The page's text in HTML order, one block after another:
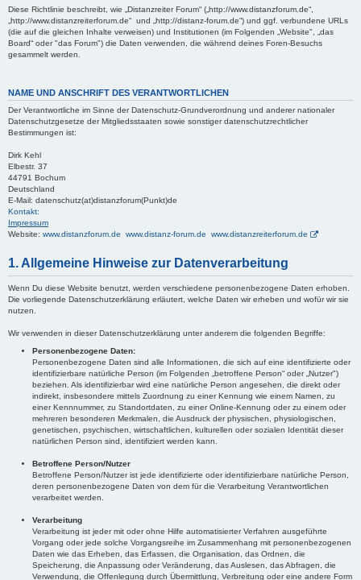
Diese Richtlinie beschreibt, wie „Distanzreiter Forum“ („http://www.distanzforum.de“,
„http://www.distanzreiterforum.de“ und „http://distanz-forum.de“) und ggf. verbundene URLs
(die auf die gleichen Inhalte verweisen) und Institutionen (im Folgenden „Website", „das
Board“ oder "das Forum") die Daten verwenden, die während deines Foren-Besuchs
gesammelt werden.
NAME UND ANSCHRIFT DES VERANTWORTLICHEN
Der Verantwortliche im Sinne der Datenschutz-Grundverordnung und anderer nationaler
Datenschutzgesetze der Mitgliedsstaaten sowie sonstiger datenschutzrechtlicher
Bestimmungen ist:
Dirk Kehl
Elbestr. 37
44791 Bochum
Deutschland
E-Mail: datenschutz(at)distanzforum(Punkt)de
Kontakt:
Impressum
Website: www.distanzforum.de www.distanz-forum.de www.distanzreiterforum.de
1. Allgemeine Hinweise zur Datenverarbeitung
Wenn Du diese Website benutzt, werden verschiedene personenbezogene Daten erhoben.
Die vorliegende Datenschutzerklärung erläutert, welche Daten wir erheben und wofür wir sie
nutzen.
Wir verwenden in dieser Datenschutzerklärung unter anderem die folgenden Begriffe:
Personenbezogene Daten:
Personenbezogene Daten sind alle Informationen, die sich auf eine identifizierte oder
identifizierbare natürliche Person (im Folgenden „betroffene Person“ oder „Nutzer")
beziehen. Als identifizierbar wird eine natürliche Person angesehen, die direkt oder
indirekt, insbesondere mittels Zuordnung zu einer Kennung wie einem Namen, zu
einer Kennnummer, zu Standortdaten, zu einer Online-Kennung oder zu einem oder
mehreren besonderen Merkmalen, die Ausdruck der physischen, physiologischen,
genetischen, psychischen, wirtschaftlichen, kulturellen oder sozialen Identität dieser
natürlichen Person sind, identifiziert werden kann.
Betroffene Person/Nutzer
Betroffene Person/Nutzer ist jede identifizierte oder identifizierbare natürliche Person,
deren personenbezogene Daten von dem für die Verarbeitung Verantwortlichen
verarbeitet werden.
Verarbeitung
Verarbeitung ist jeder mit oder ohne Hilfe automatisierter Verfahren ausgeführte
Vorgang oder jede solche Vorgangsreihe im Zusammenhang mit personenbezogenen
Daten wie das Erheben, das Erfassen, die Organisation, das Ordnen, die
Speicherung, die Anpassung oder Veränderung, das Auslesen, das Abfragen, die
Verwendung, die Offenlegung durch Übermittlung, Verbreitung oder eine andere Form